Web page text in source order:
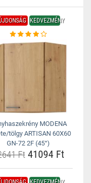
KEDVEZMÉNY
MODENA
tölgy ARTISAN 60X60
GN-72 2F (45°)
Ft41094 Ft